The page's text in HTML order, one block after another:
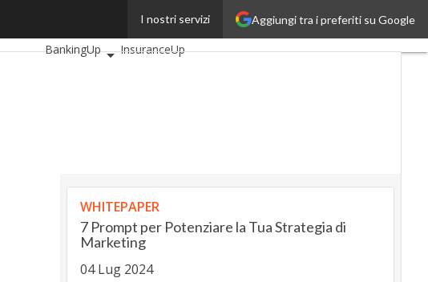
Aggiungi tra i preferiti su Google
I nostri servizi
AutomotiveUp
BankingUp
InsuranceUp
WHITEPAPER
7 Prompt per Potenziare la Tua Strategia di
Marketing
04 Lug 2024